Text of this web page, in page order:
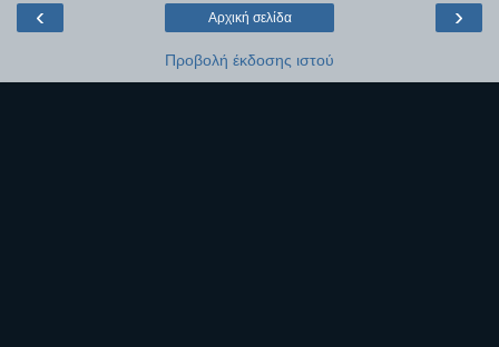
‹ ›
Αρχική σελίδα
Προβολή έκδοσης ιστού